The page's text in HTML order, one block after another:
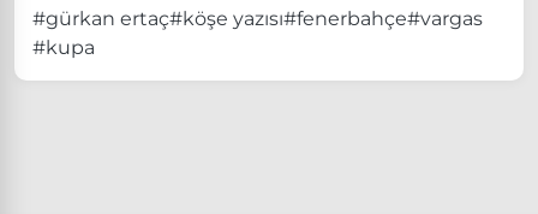
#gürkan ertaç#köşe yazısı#fenerbahçe#vargas
#kupa